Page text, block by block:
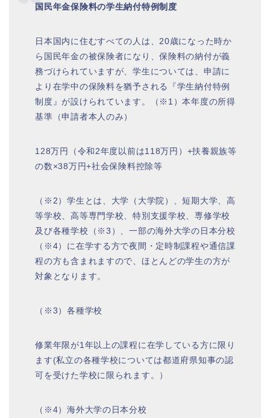
国民年金保険料の学生納付特例制度
日本国内に住むすべての人は、20歳になった時か
ら国民年金の被保険者になり、保険料の納付が義
務づけられていますが、学生については、申請に
より在学中の保険料を猶予される『学生納付特例
制度』が設けられています。（※1）本年度の所得
基準（申請者本人のみ）
128万円（令和2年度以前は118万円）+扶養親族等
の数×38万円+社会保険料控除等
（※2）学生とは、大学（大学院）、短期大学、高
等学校、高等専門学校、特別支援学校、専修学校
及び各種学校（※3）、一部の海外大学の日本分校
（※4）に在学する方で夜間・定時制課程や通信課
程の方も含まれますので、ほとんどの学生の方が
対象となります。
（※3）各種学校
修業年限が1年以上の課程に在学している方に限り
ます(私立の各種学校については都道府県知事の認
可を受けた学校に限られます。）
（※4）海外大学の日本分校